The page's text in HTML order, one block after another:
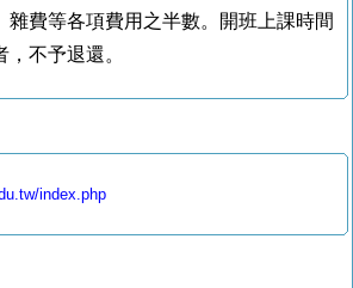
雜費等各項費用之半數。開班上課時間
不予退還。
index.php